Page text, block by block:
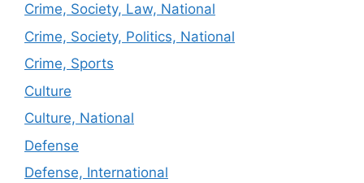
Crime, Society, Law, National
Crime, Society, Politics, National
Crime, Sports
Culture
Culture, National
Defense
Defense, International